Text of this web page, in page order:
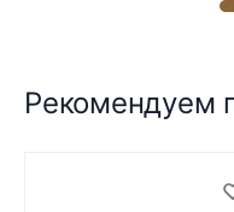
Рекомендуем